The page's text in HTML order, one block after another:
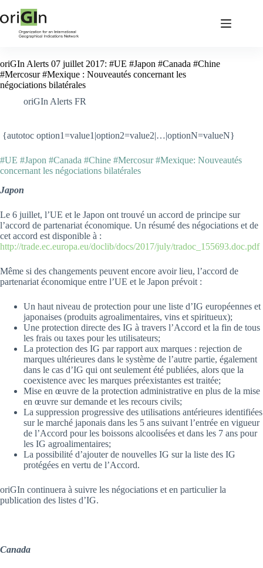
oriGIn Alerts 07 juillet 2017: #UE #Japon #Canada #Chine
#Mercosur #Mexique : Nouveautés concernant les
négociations bilatérales
oriGIn Alerts FR
{autotoc option1=value1|option2=value2|…|optionN=valueN}
#UE #Japon #Canada #Chine #Mercosur #Mexique: Nouveautés
concernant les négociations bilatérales
Japon
Le 6 juillet, l’UE et le Japon ont trouvé un accord de principe sur
l’accord de partenariat économique. Un résumé des négociations et de
cet accord est disponible à :
http://trade.ec.europa.eu/doclib/docs/2017/july/tradoc_155693.doc.pdf
Même si des changements peuvent encore avoir lieu, l’accord de
partenariat économique entre l’UE et le Japon prévoit :
Un haut niveau de protection pour une liste d’IG européennes et
japonaises (produits agroalimentaires, vins et spiritueux);
Une protection directe des IG à travers l’Accord et la fin de tous
les frais ou taxes pour les utilisateurs;
La protection des IG par rapport aux marques : rejection de
marques ultérieures dans le système de l’autre partie, également
dans le cas d’IG qui ont seulement été publiées, alors que la
coexistence avec les marques préexistantes est traitée;
Mise en œuvre de la protection administrative en plus de la mise
en œuvre sur demande et les recours civils;
La suppression progressive des utilisations antérieures identifiées
sur le marché japonais dans les 5 ans suivant l’entrée en vigueur
de l’Accord pour les boissons alcoolisées et dans les 7 ans pour
les IG agroalimentaires;
La possibilité d’ajouter de nouvelles IG sur la liste des IG
protégées en vertu de l’Accord.
oriGIn continuera à suivre les négociations et en particulier la
publication des listes d’IG.
Canada